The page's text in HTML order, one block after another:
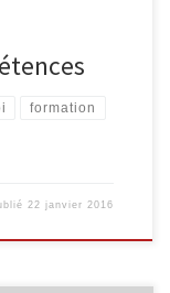
formation
22 janvier 2016